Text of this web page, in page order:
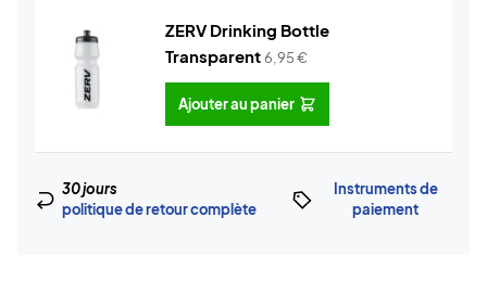
ZERV Drinking Bottle
Transparent6,95€
Ajouter au panier
30 jours
politique de retour complète
Instruments de
paiement